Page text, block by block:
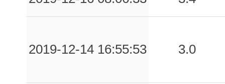
2019-12-14 16:55:53 3.0